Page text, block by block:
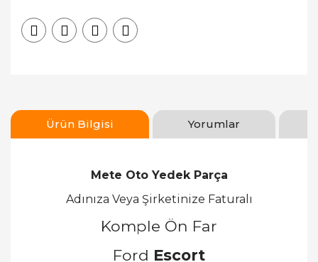
Ürün Bilgisi Yorumlar
Mete Oto Yedek Parça
Adınıza Veya Şirketinize Faturalı
Komple Ön Far
Ford Escort